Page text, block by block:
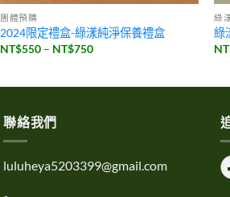
團體預購
2024限定禮盒-綠漾純淨保養禮盒
NT$550 – NT$750價
綠
綠
聯絡我們
luluheya5203399@gmail.com